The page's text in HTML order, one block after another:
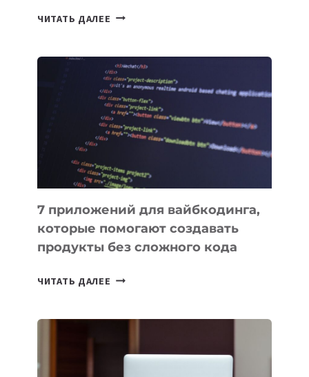
ЧИТАТЬ ДАЛЕЕ ТАСК-
ПОЛЕЗНЫХ
ИНСТРУМЕНТОВ
ДЛЯ
РАБОТЫ
7 приложений для вайбкодинга,
которые помогают создавать
продукты без сложного кода
ЧИТАТЬ ДАЛЕЕ 7
ПОМОГАЮТ